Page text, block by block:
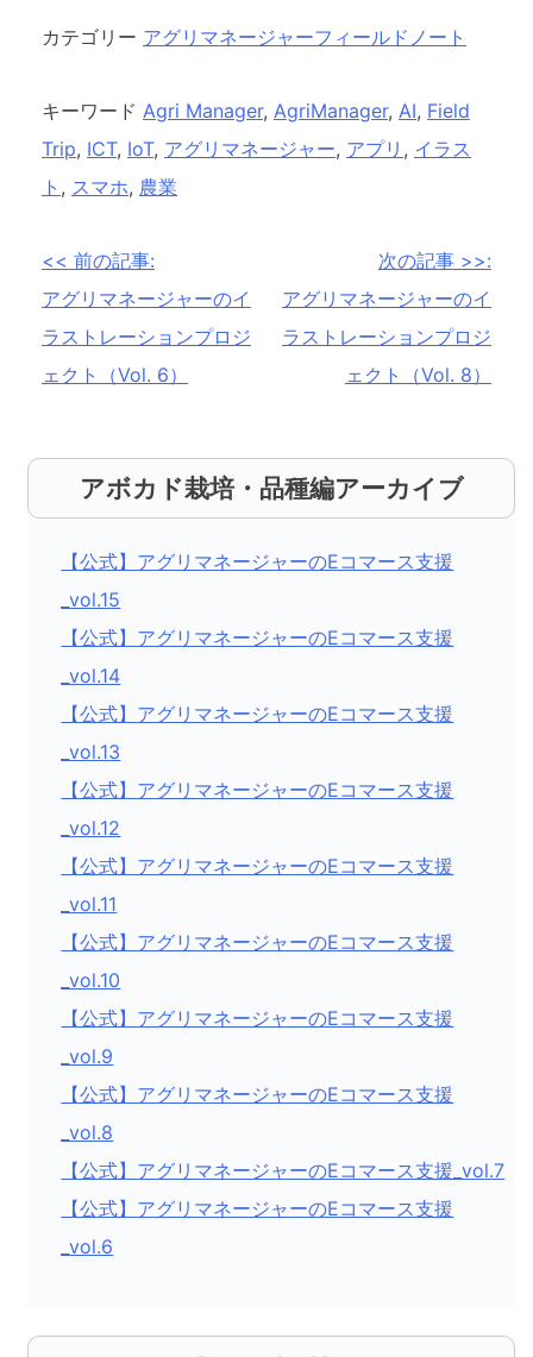
カテゴリー アグリマネージャーフィールドノート
キーワード Agri Manager, AgriManager, AI, Field
Trip, ICT, IoT, アグリマネージャー, アプリ , イラス
ト , スマホ, 農業
投
稿
ナ
ビ
シ
ン
<< 前の記事:
アグリマネージャーのイ
ラストレーションプロジ
ェクト（Vol. 6）
次の記事 >>:
アグリマネージャーのイ
ラストレーションプロジ
ェクト（Vol. 8）
アボカド栽培・品種編アーカイブ
【公式】アグリマネージャーのEコマース支援
_vol.15
【公式】アグリマネージャーのEコマース支援
_vol.14
【公式】アグリマネージャーのEコマース支援
_vol.13
【公式】アグリマネージャーのEコマース支援
_vol.12
【公式】アグリマネージャーのEコマース支援
_vol.11
【公式】アグリマネージャーのEコマース支援
_vol.10
【公式】アグリマネージャーのEコマース支援
_vol.9
【公式】アグリマネージャーのEコマース支援
_vol.8
【公式】アグリマネージャーのEコマース支援_vol.7
【公式】アグリマネージャーのEコマース支援
_vol.6